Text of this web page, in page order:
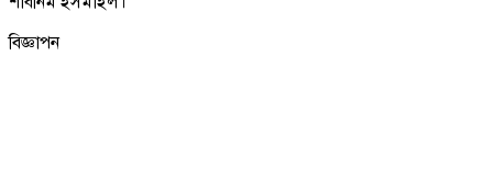
বিজ্ঞাপন